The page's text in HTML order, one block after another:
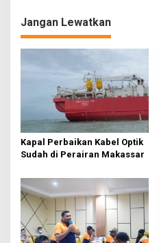
p
o
s
Jangan Lewatkan
Kapal Perbaikan Kabel Optik
Sudah di Perairan Makassar